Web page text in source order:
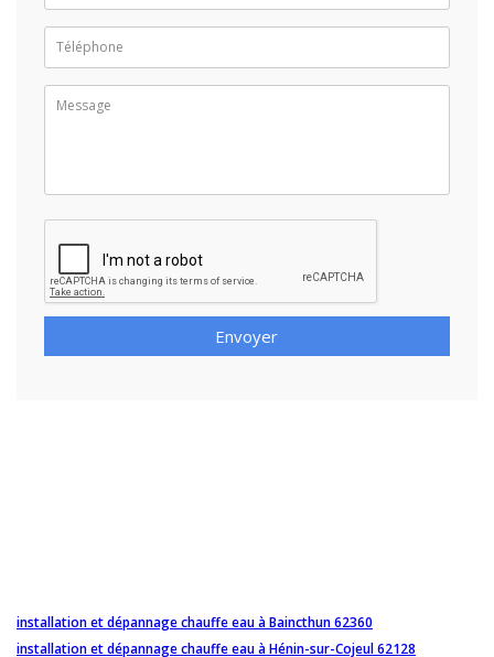
Envoyer
installation et dépannage chauffe eau à Baincthun 62360
installation et dépannage chauffe eau à Hénin-sur-Cojeul 62128